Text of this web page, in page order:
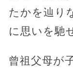
たかを辿り
に思いを馳
曾祖父母が